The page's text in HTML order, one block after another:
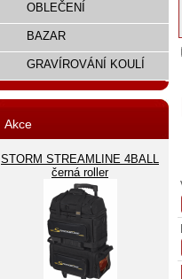
OBLEČENÍ
BAZAR
GRAVÍROVÁNÍ KOULÍ
Akce
STORM STREAMLINE 4BALL
černá roller